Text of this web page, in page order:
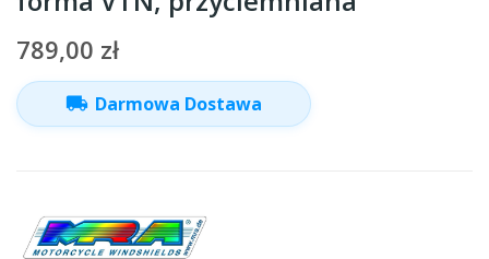
789,00 zł
local_shipping Darmowa Dostawa